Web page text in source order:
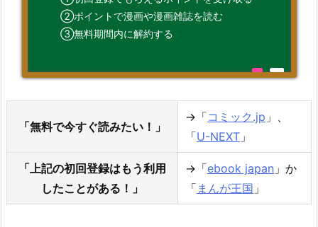
②ポイントで漫画や漫画雑誌を読む
③無料期間内に解約する
「無料で今すぐ読みたい！」
→「コミック.jp 」、
「U-NEXT 」
「上記の初回登録はもう利用
したことがある！」
→「ebook japan 」か
「 まんが王国 」